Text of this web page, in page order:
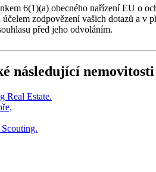
6(1)(a) obecného nařízení EU o
zodpovězení vašich dotazů a
před jeho odvoláním.
následující